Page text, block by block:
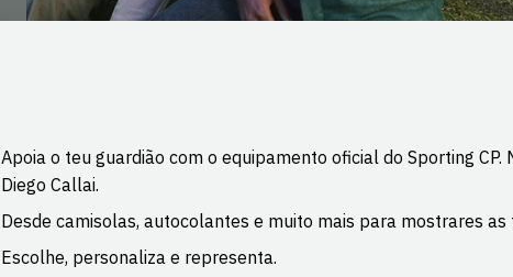
Apoia o teu guardião com o equipamento oficial do Sporting
Diego Callai.
Desde camisolas, autocolantes e muito mais para mostrares
Escolhe, personaliza e representa.